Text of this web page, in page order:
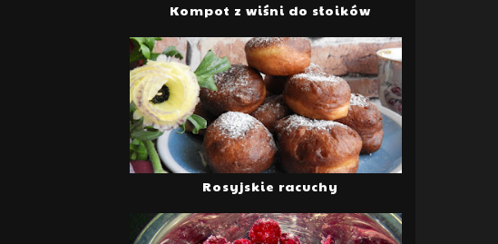
Kompot z wiśni do słoików
Rosyjskie racuchy